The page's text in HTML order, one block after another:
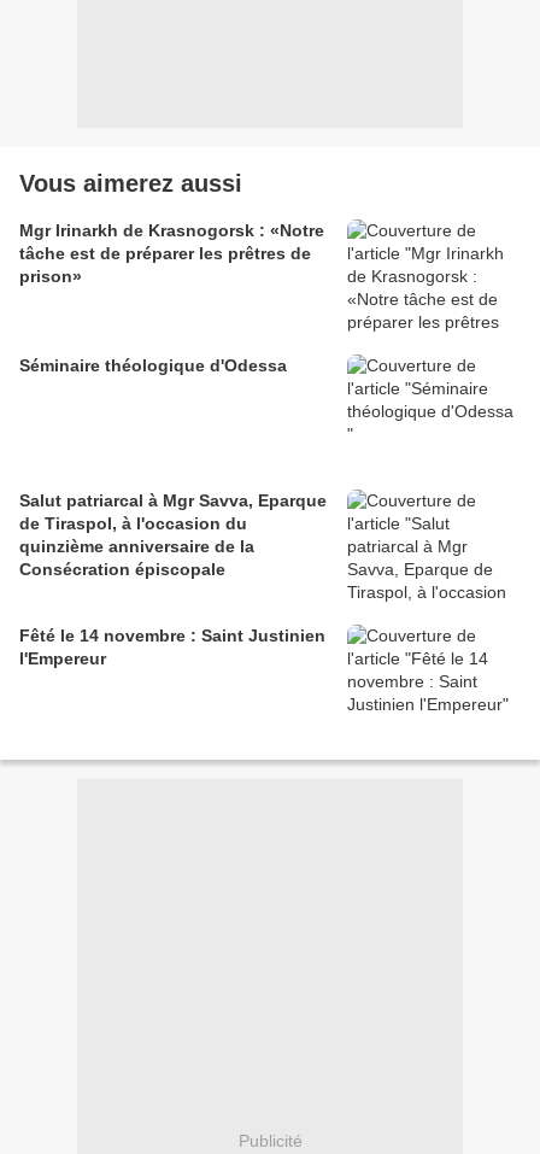
Vous aimerez aussi
Mgr Irinarkh de Krasnogorsk : «Notre
tâche est de préparer les prêtres de
prison»
Séminaire théologique d'Odessa
Salut patriarcal à Mgr Savva, Eparque
de Tiraspol, à l'occasion du
quinzième anniversaire de la
Consécration épiscopale
Fêté le 14 novembre : Saint Justinien
l'Empereur
Publicité